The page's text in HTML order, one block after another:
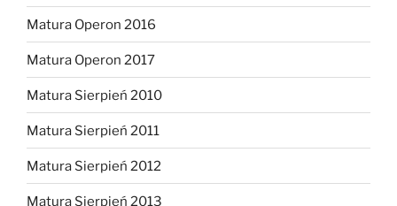
Matura Operon 2016
Matura Operon 2017
Matura Sierpień 2010
Matura Sierpień 2011
Matura Sierpień 2012
Matura Sierpień 2013